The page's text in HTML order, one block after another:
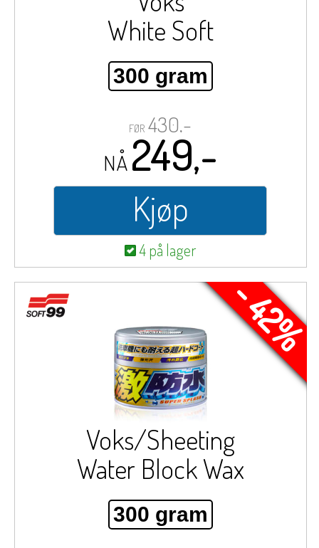
White Soft
300 gram
FØR 430,-
NÅ249,-
Kjøp
4 på lager
- 42%
Voks/Sheeting
Water Block Wax
300 gram